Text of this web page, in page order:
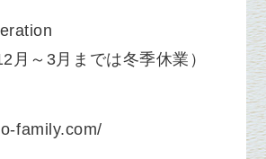
月～3月までは冬季休業）
family.com/